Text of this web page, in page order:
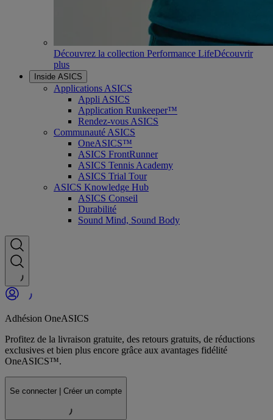
Découvrez la collection Performance LifeDécouvrir
plus
Inside ASICS
Applications ASICS
Appli ASICS
Application Runkeeper™
Rendez-vous ASICS
Communauté ASICS
OneASICS™
ASICS FrontRunner
ASICS Tennis Academy
ASICS Trial Tour
ASICS Knowledge Hub
ASICS Conseil
Durabilité
Sound Mind, Sound Body
Adhésion OneASICS
Profitez de la livraison gratuite, des retours gratuits, de réductions
exclusives et bien plus encore grâce aux avantages fidélité
OneASICS™.
Se connecter | Créer un compte